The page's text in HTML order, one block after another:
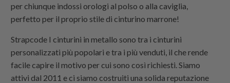
per chiunque indossi orologi al polso o alla caviglia,
perfetto per il proprio stile di cinturino marrone!
Strapcode I cinturini in metallo sono tra i cinturini
personalizzati più popolari e tra i più venduti, il che rende
facile capire il motivo per cui sono così richiesti. Siamo
attivi dal 2011 e ci siamo costruiti una solida reputazione